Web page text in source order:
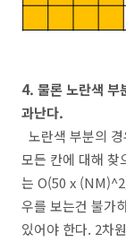
4. 물론 노란색 부
과난다.
노란색 부분의
모든 칸에 대해 찾
는 O(50 x
우를 보는건 불가
있어야 한다. 2차